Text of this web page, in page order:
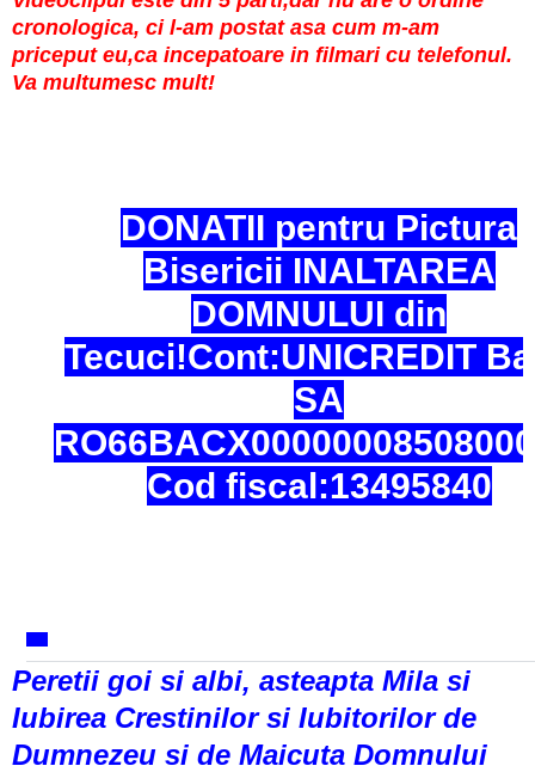
cronologica, ci l-am postat asa cum m-am
priceput eu,ca incepatoare in filmari cu telefonul.
Va multumesc mult!
DONATII pentru Pictura
Bisericii INALTAREA
DOMNULUI din
Tecuci!Cont:UNICREDIT
SA
Cod fiscal:13495840
Peretii goi si albi, asteapta Mila si
Iubirea Crestinilor si Iubitorilor de
Dumnezeu si de Maicuta Domnului